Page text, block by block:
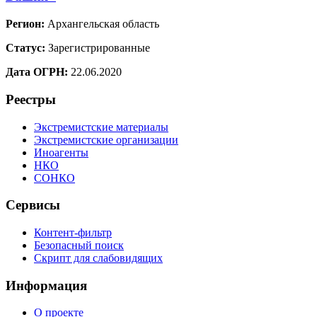
Регион: Архангельская область
Статус: Зарегистрированные
Дата ОГРН: 22.06.2020
Реестры
Экстремистские материалы
Экстремистские организации
Иноагенты
НКО
СОНКО
Сервисы
Контент-фильтр
Безопасный поиск
Скрипт для слабовидящих
Информация
О проекте